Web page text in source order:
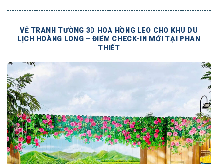
VẼ TRANH TƯỜNG 3D HOA HỒNG LEO CHO KHU DU
LỊCH HOÀNG LONG – ĐIỂM CHECK-IN MỚI TẠI PHAN
THIẾT